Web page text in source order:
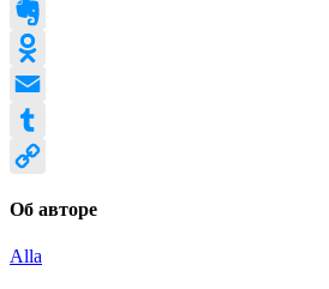
Pinterest
Evernote
Odnoklassniki
Email
Tumblr
Об авторе
Alla